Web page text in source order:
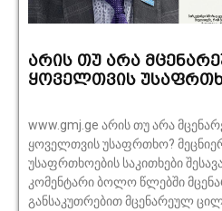
არის თუ არა
ყოველთვის
www.gmj.ge არის თუ არა
ყოველთვის უსაფრთხო?
უსაფრთხოების საკითხები
კომენტარი ბოლო წლებში მცენარეულ საკვებზე და
განსაკუთრებით მცენარეულ